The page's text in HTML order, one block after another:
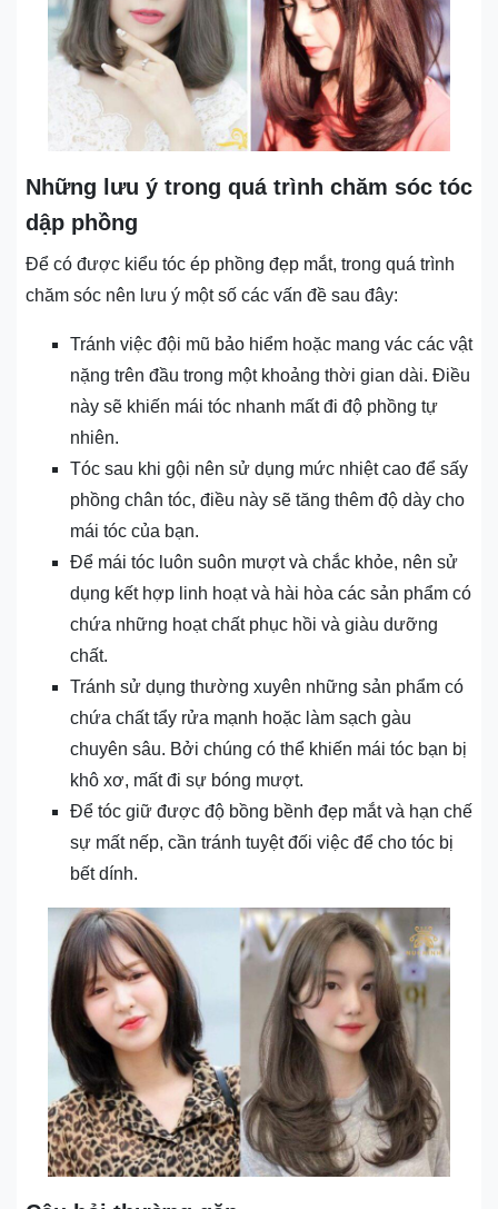
Những lưu ý trong quá trình chăm sóc tóc
dập phồng
Để có được kiểu tóc ép phồng đẹp mắt, trong quá trình
chăm sóc nên lưu ý một số các vấn đề sau đây:
Tránh việc đội mũ bảo hiểm hoặc mang vác các vật
nặng trên đầu trong một khoảng thời gian dài. Điều
này sẽ khiến mái tóc nhanh mất đi độ phồng tự
nhiên.
Tóc sau khi gội nên sử dụng mức nhiệt cao để sấy
phồng chân tóc, điều này sẽ tăng thêm độ dày cho
mái tóc của bạn.
Để mái tóc luôn suôn mượt và chắc khỏe, nên sử
dụng kết hợp linh hoạt và hài hòa các sản phẩm có
chứa những hoạt chất phục hồi và giàu dưỡng
chất.
Tránh sử dụng thường xuyên những sản phẩm có
chứa chất tẩy rửa mạnh hoặc làm sạch gàu
chuyên sâu. Bởi chúng có thể khiến mái tóc bạn bị
khô xơ, mất đi sự bóng mượt.
Để tóc giữ được độ bồng bềnh đẹp mắt và hạn chế
sự mất nếp, cần tránh tuyệt đối việc để cho tóc bị
bết dính.